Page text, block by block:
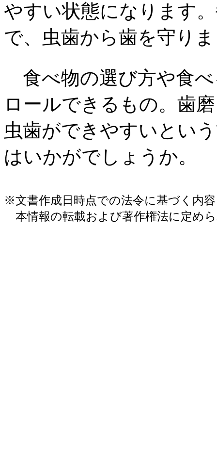
やすい状態になります
で、虫歯から歯を守り
食べ物の選び方や食
ロールできるもの。歯
虫歯ができやすいとい
はいかがでしょうか。
※文書作成日時点での法令に基づく内
本情報の転載および著作権法に定め